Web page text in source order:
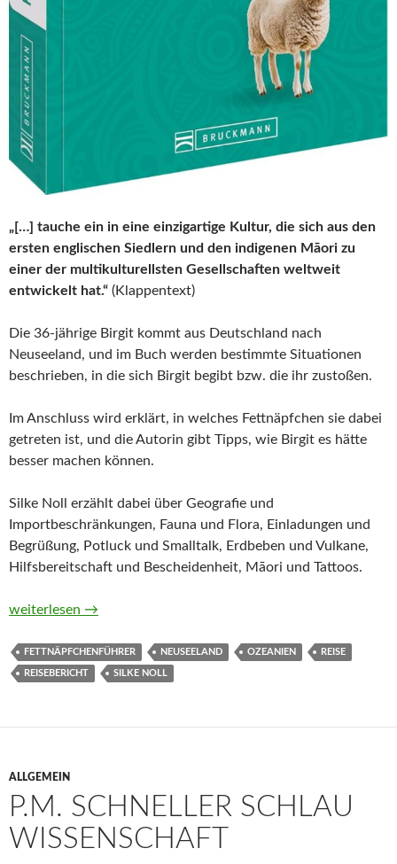
„[…] tauche ein in eine einzigartige Kultur, die sich aus den
ersten englischen Siedlern und den indigenen Māori zu
einer der multikulturellsten Gesellschaften weltweit
entwickelt hat.“ (Klappentext)
Die 36-jährige Birgit kommt aus Deutschland nach
Neuseeland, und im Buch werden bestimmte Situationen
beschrieben, in die sich Birgit begibt bzw. die ihr zustoßen.
Im Anschluss wird erklärt, in welches Fettnäpfchen sie dabei
getreten ist, und die Autorin gibt Tipps, wie Birgit es hätte
besser machen können.
Silke Noll erzählt dabei über Geografie und
Importbeschränkungen, Fauna und Flora, Einladungen und
Begrüßung, Potluck und Smalltalk, Erdbeben und Vulkane,
Hilfsbereitschaft und Bescheidenheit, Māori und Tattoos.
Fettnäpfchenführer Neuseeland von Silke Noll
weiterlesen →
FETTNÄPFCHENFÜHRER NEUSEELAND OZEANIEN REISE
REISEBERICHT SILKE NOLL
ALLGEMEIN
P.M. SCHNELLER SCHLAU
WISSENSCHAFT